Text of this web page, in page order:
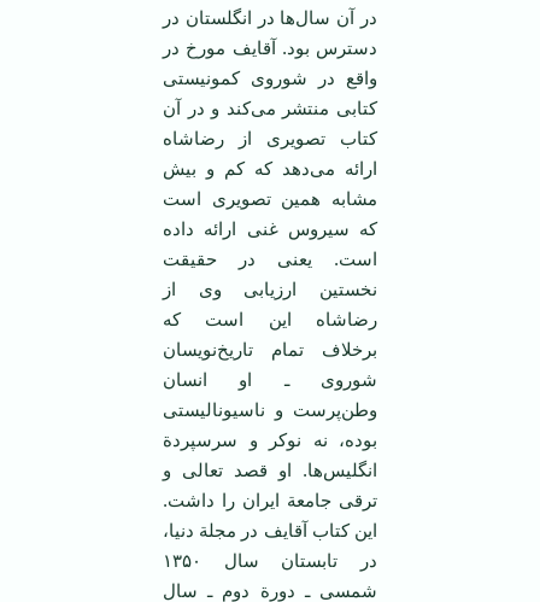
در آن سال‌ها در انگلستان در
دسترس بود. آقایف مورخ در
واقع در شوروی کمونیستی
کتابی منتشر می‌کند و در آن
کتاب تصویری از رضاشاه
ارائه می‌دهد که کم و بیش
مشابه همین تصویری است
که سیروس غنی ارائه داده
است. یعنی در حقیقت
نخستین ارزیابی وی از
رضاشاه این است که
برخلاف تمام تاریخ‌نویسان
شوروی ـ او انسان
وطن‌پرست و ناسیونالیستی
بوده، نه نوکر و سرسپردة
انگلیس‌ها. او قصد تعالی و
ترقی جامعة ایران را داشت.
این کتاب آقایف در مجلة دنیا،
در تابستان سال ۱۳۵۰
شمسی ـ دورة دوم ـ سال